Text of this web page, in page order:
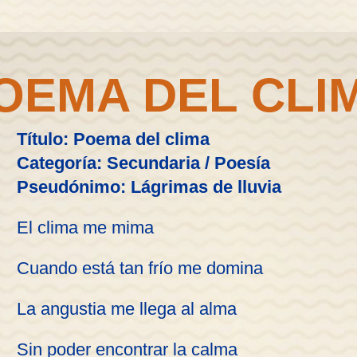
DEL
Título: Poema del clima
Categoría: Secundaria / Poesía
Pseudónimo: Lágrimas de lluvia
El clima me mima
Cuando está tan frío me domina
La angustia me llega al alma
Sin poder encontrar la calma